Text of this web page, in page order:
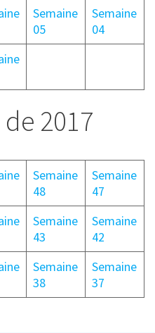
Semaine
05
Semaine
04
2017
Semaine
48
Semaine
47
Semaine
43
Semaine
42
Semaine
38
Semaine
37